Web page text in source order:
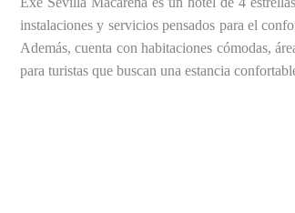
instalaciones y servicios pensados para el
Además, cuenta con habitaciones cómodas,
para turistas que buscan una estancia